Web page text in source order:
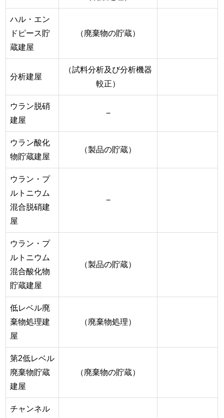
ハル・エン
ドピース貯
蔵建屋
（廃棄物の貯蔵）
分析建屋
（試料分析及び分析機器
較正）
ウラン脱硝
建屋
−
ウラン酸化
物貯蔵建屋
（製品の貯蔵）
ウラン・プ
ルトニウム
混合脱硝建
屋
−
ウラン・プ
ルトニウム
混合酸化物
貯蔵建屋
（製品の貯蔵）
低レベル廃
棄物処理建
屋
（廃棄物処理）
第2低レベル
廃棄物貯蔵
建屋
（廃棄物の貯蔵）
チャンネル